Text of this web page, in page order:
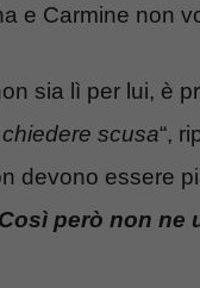
e Carmine non
sia lì per lui, è
scusa“,
devono essere
Così però non ne